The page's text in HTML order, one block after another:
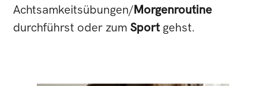
Achtsamkeitsübungen/Morgenroutine
durchführst oder zumSportgehst.